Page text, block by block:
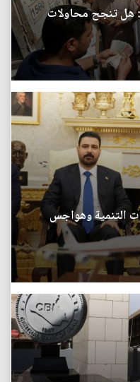
هل تنجح محاولات
التنمية وهواجس